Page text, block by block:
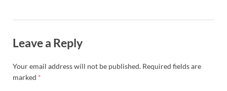
Leave a Reply
Your email address will not be published. Required fields are
marked *